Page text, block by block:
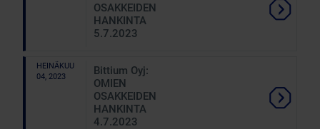
OSAKKEIDEN
HANKINTA
5.7.2023
HEINÄKUU
04, 2023
Bittium Oyj:
OMIEN
OSAKKEIDEN
HANKINTA
4.7.2023